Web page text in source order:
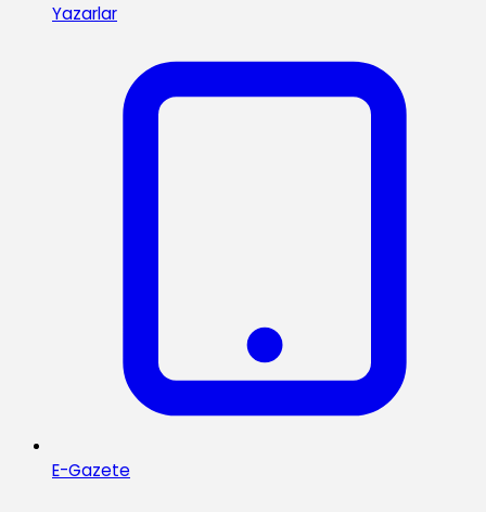
Yazarlar
E-Gazete